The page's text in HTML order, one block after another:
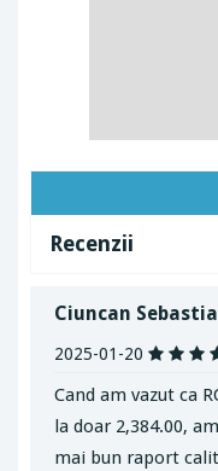
Recenzii
Ciuncan
2025-01-20
Cand am vazut ca
la doar 2,384.00,
mai bun raport